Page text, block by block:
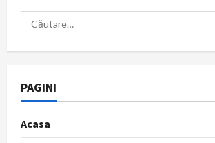
Caută
după:
PAGINI
Acasa